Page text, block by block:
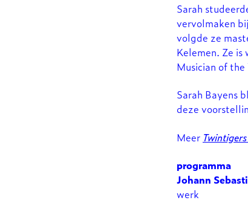
Sarah
vervolmaken
volgde ze
Kelemen. Ze
Musician of
Sarah Bayens
deze
Meer Twintigers
programma
Johann
werk